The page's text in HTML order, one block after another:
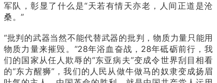
军队，彰显了什么是“天若有情天亦老，人间正道是沧
桑。”
“批判的武器当然不能代替武器的批判，物质力量只能用
物质力量来摧毁。”28年浴血奋战，28年砥砺前行，我
们的国家从任人欺辱的“东亚病夫”变成令世界刮目相看
的“东方醒狮”，我们的人民从做牛做马的奴隶变成扬眉